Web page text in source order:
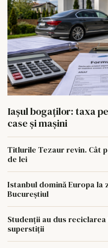
Iașul bogaților: taxa
case și mașini
Titlurile Tezaur revin. Cât
de lei
Istanbul domină Europa la
Bucureștiul
Studenții au dus
superstiții